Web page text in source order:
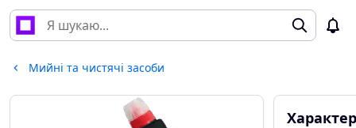
Мийні та чистячі засоби